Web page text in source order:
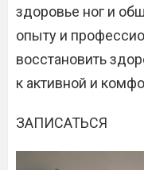
здоровье ног и
опыту и
восстановить
к активной и
ЗАПИСАТЬСЯ